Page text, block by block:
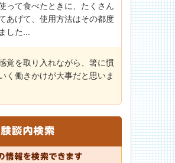
って食べたときに、たくさん
あげて、使用方法はその都度
した...
覚を取り入れながら、箸に慣
く働きかけが大事だと思いま